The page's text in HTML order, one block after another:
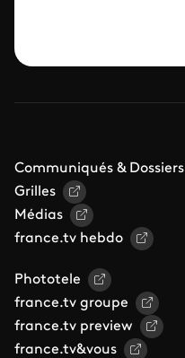
Communiqués & Dossiers
Grilles
Médias
france.tv hebdo
Phototele
france.tv groupe
france.tv preview
france.tv&vous